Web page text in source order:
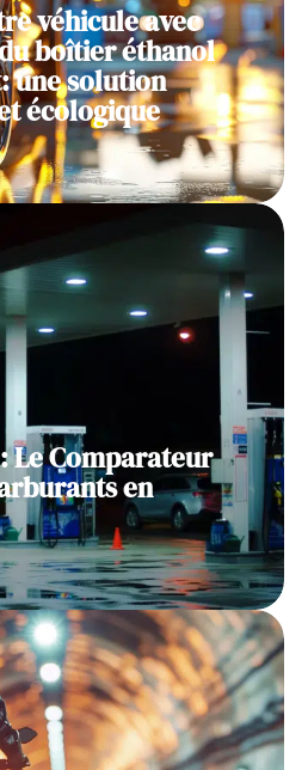
véhicule avec
boîtier éthanol
une solution
écologique
Le Comparateur
en